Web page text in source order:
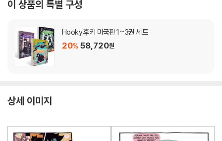
이 상품의 특별 구성
Hooky 후키 미국판 1~3권 세트
20% 58,720원
상세 이미지